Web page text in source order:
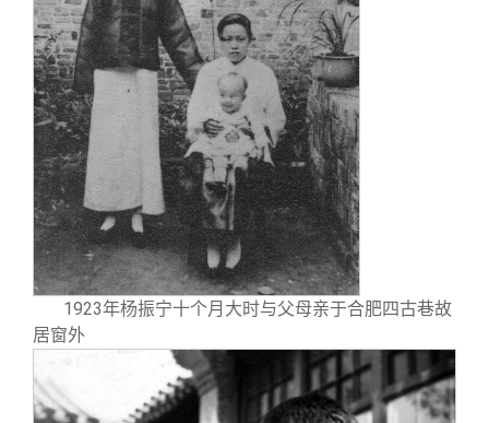
校友讲坛
校友视界
实用信息
总会章程
理事会名单
制度法规
联系我们
1923年杨振宁十个月大时与父母亲于合肥四古巷故
居窗外